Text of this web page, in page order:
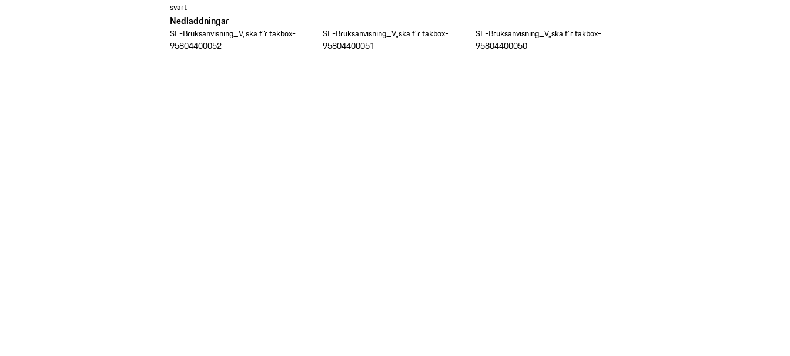
svart
Nedladdningar
SE-Bruksanvisning_V„ska f”r takbox-
95804400052
SE-Bruksanvisning_V„ska f”r takbox-
95804400051
SE-Bruksanvisning_V„ska f”r takbox-
95804400050